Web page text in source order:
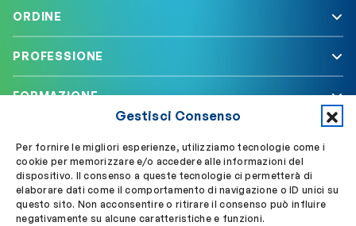
Gestisci Consenso
Per fornire le migliori esperienze, utilizziamo tecnologie come i
cookie per memorizzare e/o accedere alle informazioni del
dispositivo. Il consenso a queste tecnologie ci permetterà di
elaborare dati come il comportamento di navigazione o ID unici su
questo sito. Non acconsentire o ritirare il consenso può influire
negativamente su alcune caratteristiche e funzioni.
ORDINE
PROFESSIONE
FORMAZIONE
Segui OBLA su Accedi a My OBLA